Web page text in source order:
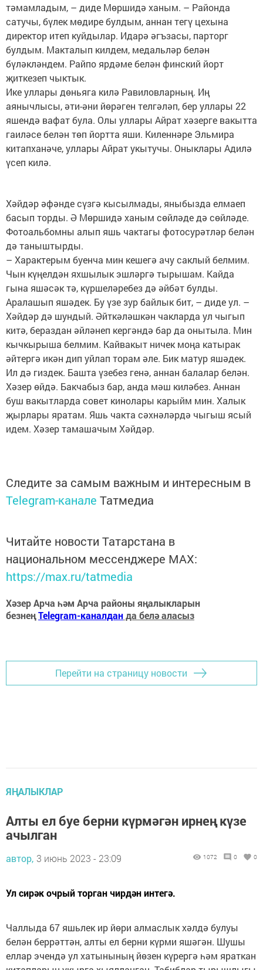
тәмамладым, – диде Мөршидә ханым. – Районда
сатучы, бүлек мөдире булдым, аннан тегү цехына
директор итеп куйдылар. Идарә әгъзасы, парторг
булдым. Макталып килдем, медальләр белән
бүләкләндем. Райпо ярдәме белән финский йорт
җиткезеп чыктык.
Ике уллары дөньяга килә Равиловларның. Иң
аянычлысы, әти-әни йөрәген телгәләп, бер уллары 22
яшендә вафат була. Олы уллары Айрат хәзерге вакытта
гаиләсе белән төп йортта яши. Киленнәре Эльмира
китапханәче, уллары Айрат укытучы. Оныклары Адилә
үсеп килә.
Хәйдәр әфәнде сүзгә кысылмады, яныбызда елмаеп
басып торды. Ә Мөршидә ханым сөйләде дә сөйләде.
Фотоальбомны алып яшь чактагы фотосурәтләр белән
дә таныштырды.
– Характерым буенча мин кешегә ачу саклый белмим.
Чын күңелдән яхшылык эшләргә тырышам. Кайда
гына яшәсәк тә, күршеләребез дә әйбәт булды.
Аралашып яшәдек. Бу үзе зур байлык бит, – диде ул. –
Хәйдәр дә шундый. Әйткәләшкән чакларда ул чыгып
китә, бераздан әйләнеп кергәндә бар да онытыла. Мин
кычкырыша белмим. Кайвакыт ничек моңа катырак
әйтергә икән дип уйлап торам әле. Бик матур яшәдек.
Ил дә гиздек. Башта үзебез генә, аннан балалар белән.
Хәзер өйдә. Бакчабыз бар, анда мәш киләбез. Аннан
буш вакытларда совет кинолары карыйм мин. Халык
җырлары яратам. Яшь чакта сәхнәләрдә чыгыш ясый
идем. Хәзер тамашачым Хәйдәр.
Следите за самым важным и интересным в
Telegram-канале Татмедиа
Читайте новости Татарстана в
национальном мессенджере MАХ:
https://max.ru/tatmedia
Хәзер Арча һәм Арча районы яңалыкларын
безнеңTelegram-каналданда белә аласыз
Перейти на страницу новости
ЯҢАЛЫКЛАР
Алты ел буе берни күрмәгән ирнең күзе
ачылган
автор, 3 июнь 2023 - 23:09 1072 0 0
Ул сирәк очрый торган чирдән интегә.
Чаллыда 67 яшьлек ир йөри алмаслык хәлдә булуы
белән беррәттән, алты ел берни күрми яшәгән. Шушы
еллар эчендә ул хатынының йөзен күрергә һәм яраткан